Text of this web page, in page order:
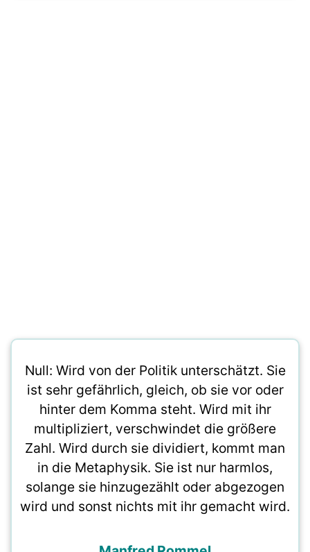
Null: Wird von der Politik unterschätzt. Sie
ist sehr gefährlich, gleich, ob sie vor oder
hinter dem Komma steht. Wird mit ihr
multipliziert, verschwindet die größere
Zahl. Wird durch sie dividiert, kommt man
in die Metaphysik. Sie ist nur harmlos,
solange sie hinzugezählt oder abgezogen
wird und sonst nichts mit ihr gemacht wird.